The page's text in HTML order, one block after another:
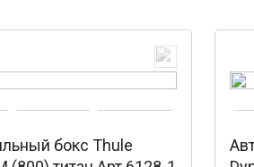
бокс Thule